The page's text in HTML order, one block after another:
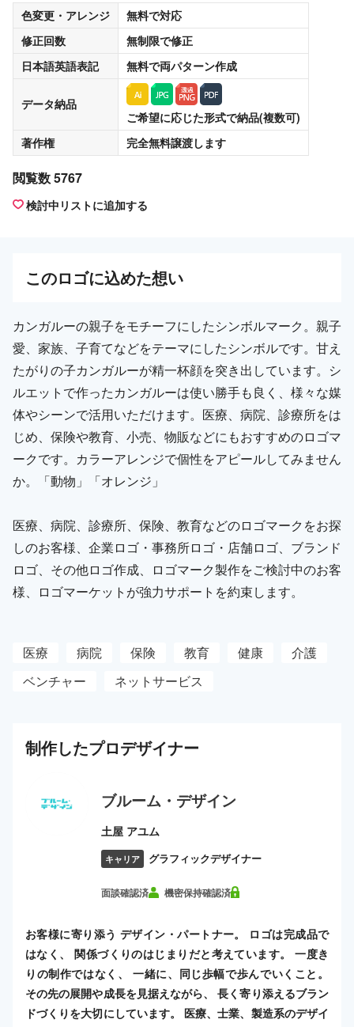
色変更・アレンジ
無料で対応
修正回数
無制限で修正
日本語英語表記
無料で両パターン作成
データ納品
ご希望に応じた形式で納品(複数可)
著作権
完全無料譲渡します
閲覧数 5767
検討中リストに追加する
このロゴに込めた想い
カンガルーの親子をモチーフにしたシンボルマーク。親子
愛、家族、子育てなどをテーマにしたシンボルです。甘え
たがりの子カンガルーが精一杯顔を突き出しています。シ
ルエットで作ったカンガルーは使い勝手も良く、様々な媒
体やシーンで活用いただけます。医療、病院、診療所をは
じめ、保険や教育、小売、物販などにもおすすめのロゴマ
ークです。カラーアレンジで個性をアピールしてみません
か。「動物」「オレンジ」
医療、病院、診療所、保険、教育などのロゴマークをお探
しのお客様、企業ロゴ・事務所ロゴ・店舗ロゴ、ブランド
ロゴ、その他ロゴ作成、ロゴマーク製作をご検討中のお客
様、ロゴマーケットが強力サポートを約束します。
医療 病院 保険 教育 健康
介護
ベンチャー
ネットサービス
制作したプロデザイナー
ブルーム・デザイン
土屋 アユム
キャリア グラフィックデザイナー
面談確認済 機密保持確認済
お客様に寄り添う デザイン・パートナー。 ロゴは完成品で
はなく、 関係づくりのはじまりだと考えています。 一度き
りの制作ではなく、 一緒に、同じ歩幅で歩んでいくこと。
その先の展開や成長を見据えながら、 長く寄り添えるブラン
ドづくりを大切にしています。 医療、士業、製造系のデザイ